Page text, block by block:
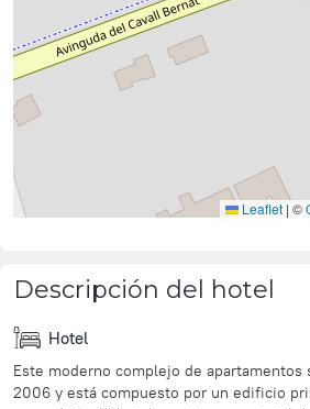
Leaflet | ©
Descripción del hotel
Hotel
Este moderno complejo de apartamentos
2006 y está compuesto por un edificio